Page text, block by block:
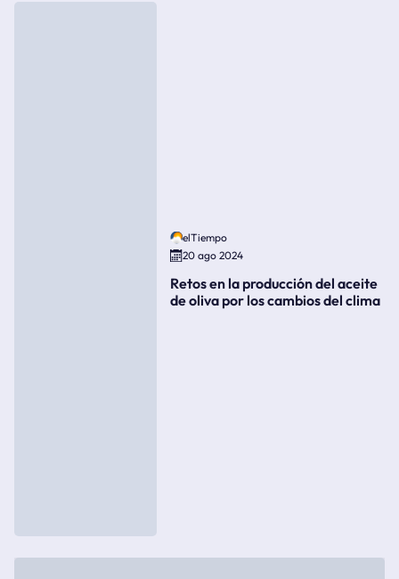
elTiempo
20 ago 2024
Retos en la producción del aceite
de oliva por los cambios del clima